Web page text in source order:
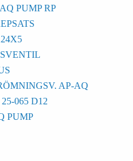
PUMP RP
AP-AQ
065 D12
PUMP